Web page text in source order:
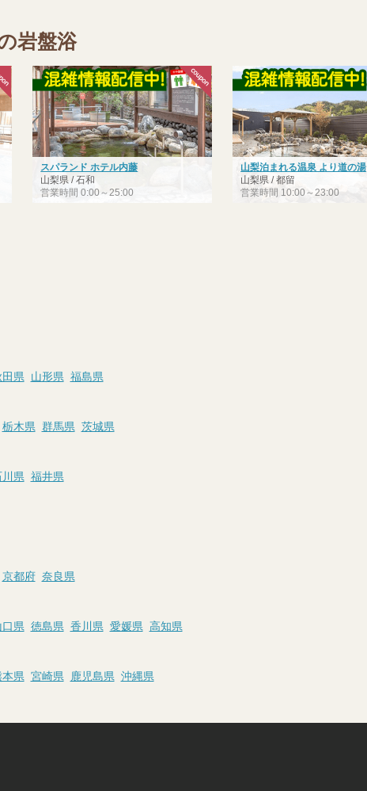
岩盤浴
スパランド ホテル内藤
山梨県 / 石和
営業時間 0:00～25:00
山梨泊まれる温泉 より道の湯
山梨県 / 都留
営業時間 10:00～23:00
県 山形県 福島県
栃木県 群馬県 茨城県
県 福井県
京都府 奈良県
口県 徳島県 香川県 愛媛県 高知県
県 宮崎県 鹿児島県 沖縄県